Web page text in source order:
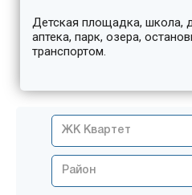
Детская площадка, школа,
аптека, парк, озера,
транспортом.
ЖК Квартет
Район